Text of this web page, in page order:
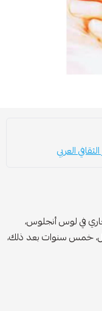
العربي
في لوس أنجلوس،
خمس سنوات بعد ذلك،